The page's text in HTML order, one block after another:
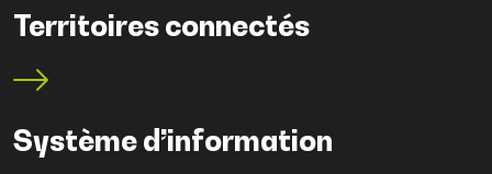
Territoires connectés
Système d’information